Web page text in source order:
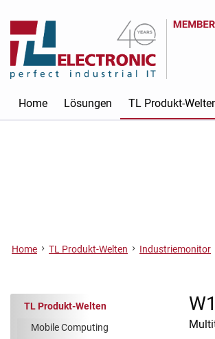
Home Lösungen TL Produkt-
Home TL Produkt-Welten Industriemonitor
TL Produkt-Welten
Mobile Computing